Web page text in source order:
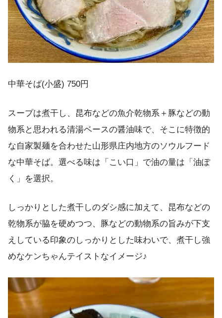
中華そば(小盛) 750円
スープは煮干し、昆布などの魚介乾物系＋豚などの動
物系と思われる清湯ベースの醤油味で、そこに特徴的
な自家製麺を合わせた山形県庄内地方のソウルフード
な中華そば。選べる味は「こい口」で油の量は「油ぽ
く」を選択。
しっかりとした煮干しのダシ感に加えて、昆布などの
乾物系が脇を硬めつつ、豚などの動物系の旨みが下支
えしている印象のしっかりとした味わいで、煮干し強
めなケンちゃんテイストなイメージ♪